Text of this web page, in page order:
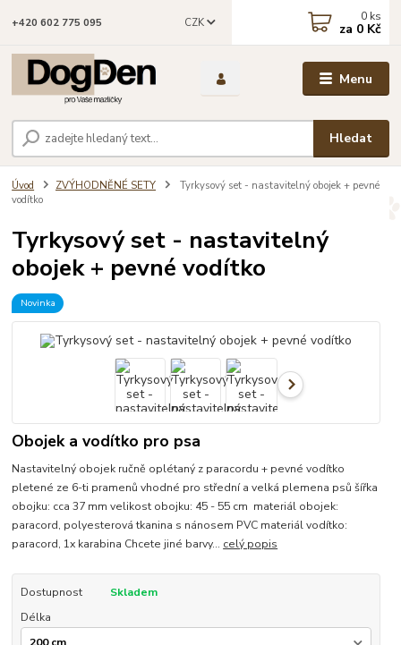
Menu
CZK
Hledat
+420 602 775 095 0 ks
za 0 Kč
Úvod ZVÝHODNĚNÉ SETY
Tyrkysový set - nastavitelný obojek + pevné
vodítko
Tyrkysový set - nastavitelný
obojek + pevné vodítko
Novinka
Obojek a vodítko pro psa
Nastavitelný obojek ručně oplétaný z paracordu + pevné vodítko
pletené ze 6-ti pramenů vhodné pro střední a velká plemena psů šířka
obojku: cca 37 mm velikost obojku: 45 - 55 cm materiál obojek:
paracord, polyesterová tkanina s nánosem PVC materiál vodítko:
paracord, 1x karabina Chcete jiné barvy... celý popis
Dostupnost
Skladem
Délka